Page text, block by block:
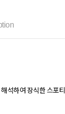
석하여 장식한 스포티